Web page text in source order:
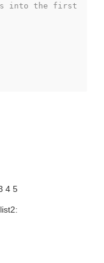
into the first
4 5